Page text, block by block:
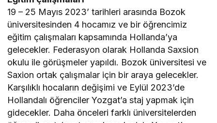
19 – 25 Mayıs 2023’ tarihleri arasında Bozok
üniversitesinden 4 hocamız ve bir öğrencimiz
eğitim çalışmaları kapsamında Hollanda’ya
gelecekler. Federasyon olarak Hollanda Saxsion
okulu ile görüşmeler yapıldı. Bozok üniversitesi ve
Saxion ortak çalışmalar için bir araya gelecekler.
Karşılıklı hocaların değişimi ve Eylül 2023’de
Hollandalı öğrenciler Yozgat’a staj yapmak için
gidecekler. Daha önceleri farklı üniversitelerden